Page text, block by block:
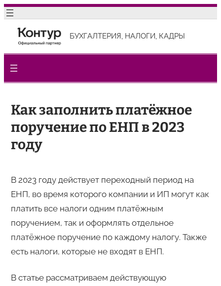
Перейти
содержимому
БУХГАЛТЕРИЯ, НАЛОГИ, КАДРЫ
Как заполнить платёжное
поручение по ЕНП в 2023
году
В 2023 году действует переходный период на
ЕНП, во время которого компании и ИП могут как
платить все налоги одним платёжным
поручением, так и оформлять отдельное
платёжное поручение по каждому налогу. Также
есть налоги, которые не входят в ЕНП.
В статье рассматриваем действующую